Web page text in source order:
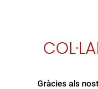
Gràcies als